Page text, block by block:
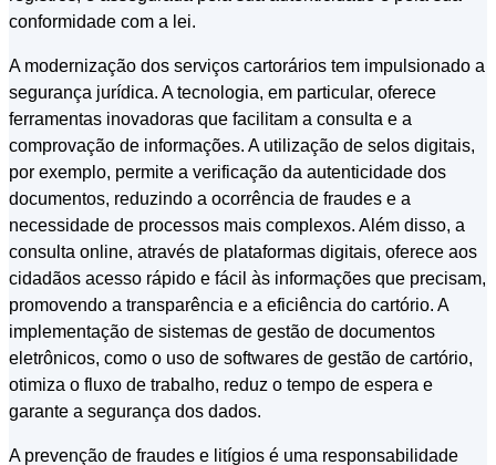
conformidade com a lei.
A modernização dos serviços cartorários tem impulsionado a
segurança jurídica. A tecnologia, em particular, oferece
ferramentas inovadoras que facilitam a consulta e a
comprovação de informações. A utilização de selos digitais,
por exemplo, permite a verificação da autenticidade dos
documentos, reduzindo a ocorrência de fraudes e a
necessidade de processos mais complexos. Além disso, a
consulta online, através de plataformas digitais, oferece aos
cidadãos acesso rápido e fácil às informações que precisam,
promovendo a transparência e a eficiência do cartório. A
implementação de sistemas de gestão de documentos
eletrônicos, como o uso de softwares de gestão de cartório,
otimiza o fluxo de trabalho, reduz o tempo de espera e
garante a segurança dos dados.
A prevenção de fraudes e litígios é uma responsabilidade